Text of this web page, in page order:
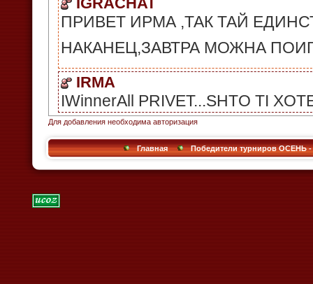
Для добавления необходима авторизация
Главная Победители турниров ОСЕНЬ